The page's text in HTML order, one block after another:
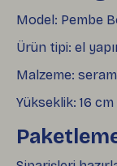
Model: Pembe
Ürün tipi: el
Malzeme:
Yükseklik: 16 cm